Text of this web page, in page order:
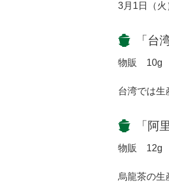
3月1日（火
「台
物販 10g
台湾では生
「阿
物販 12g
烏龍茶の生